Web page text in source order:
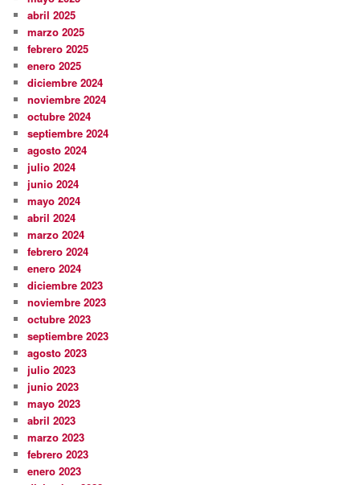
abril 2025
marzo 2025
febrero 2025
enero 2025
diciembre 2024
noviembre 2024
octubre 2024
septiembre 2024
agosto 2024
julio 2024
junio 2024
mayo 2024
abril 2024
marzo 2024
febrero 2024
enero 2024
diciembre 2023
noviembre 2023
octubre 2023
septiembre 2023
agosto 2023
julio 2023
junio 2023
mayo 2023
abril 2023
marzo 2023
febrero 2023
enero 2023